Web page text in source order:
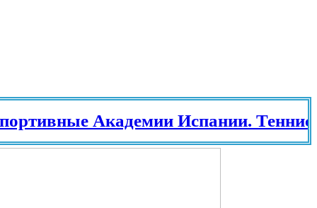
Академии Испании. Теннис в